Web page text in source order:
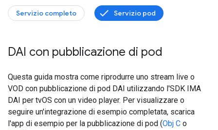
Servizio completo Servizio pod
DAI con pubblicazione di pod
Questa guida mostra come riprodurre uno stream live o
VOD con pubblicazione di pod DAI utilizzando l'SDK IMA
DAI per tvOS con un video player. Per visualizzare o
seguire un'integrazione di esempio completata, scarica
l'app di esempio per la pubblicazione di pod (Obj C o